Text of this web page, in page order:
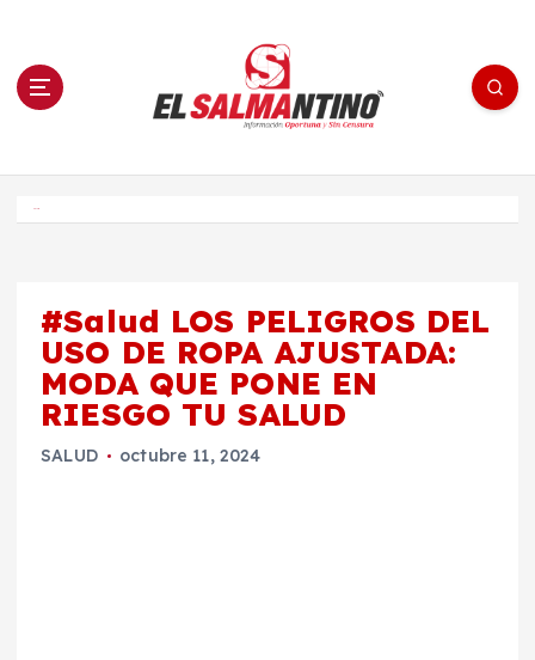
n El Salmantino - medios/noticias/editorial
#Salud LOS PELIGROS DEL
USO DE ROPA AJUSTADA:
MODA QUE PONE EN
RIESGO TU SALUD
SALUD octubre 11, 2024